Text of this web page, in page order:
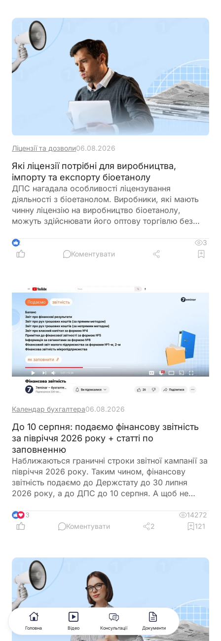
Ліцензії та дозволи06.08.2026
Які ліцензії потрібні для виробництва,
імпорту та експорту біоетанолу
ДПС нагадала особливості ліцензування
діяльності з біоетанолом. Виробники, які мають
чинну ліцензію на виробництво біоетанолу,
можуть здійснювати його оптову торгівлю без
імпорту, експорту та інших операцій із
біоетанолом закон встановлює окремі вимоги, а
2
3
Коментувати
Календар бухгалтера06.08.2026
До 10 серпня: подаємо фінансову звітність
за півріччя 2026 року + статті по
заповненню
Наближаються граничні строки звітної кампанії за
півріччя 2026 року. Таким чином, фінансову
звітність подаємо до Держстату до 30 липня
2026 року, а до ДПС до 10 серпня. А щоб не
одному місці
13
14272
Коментувати
2 121
Головна Відео Консультації Документи